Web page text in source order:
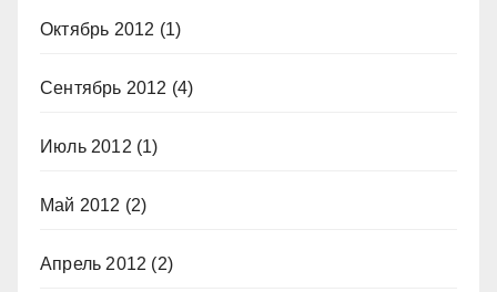
Октябрь 2012 (1)
Сентябрь 2012 (4)
Июль 2012 (1)
Май 2012 (2)
Апрель 2012 (2)